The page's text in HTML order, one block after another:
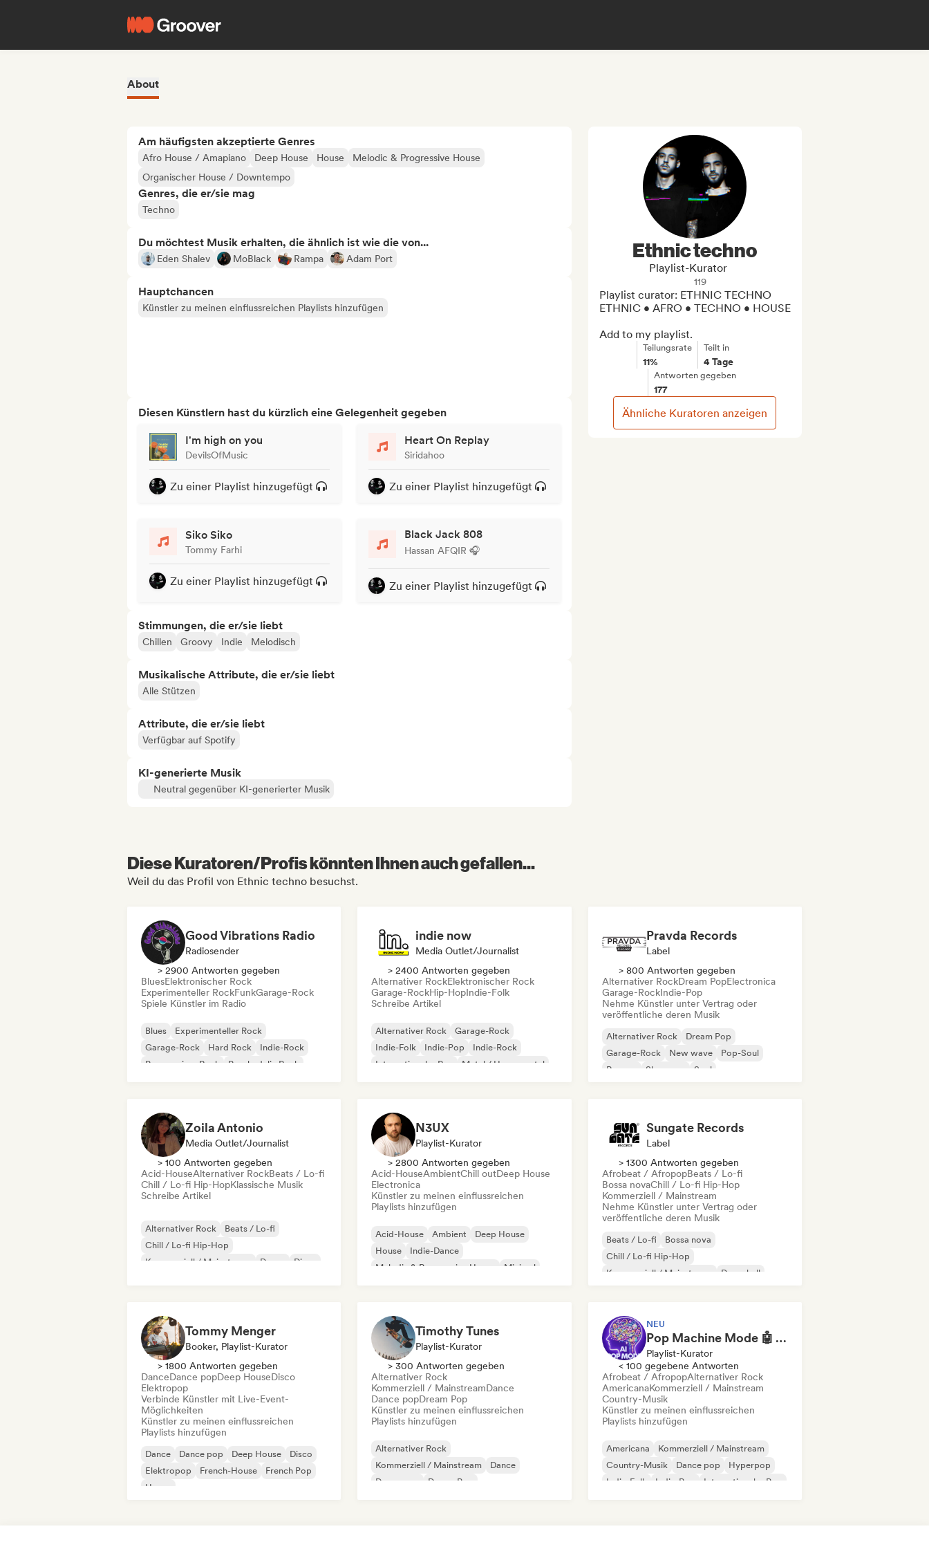
About
Am häufigsten akzeptierte Genres
Afro House / Amapiano Deep House House
Melodic & Progressive House
Organischer House / Downtempo
Genres, die er/sie mag
Techno
Du möchtest Musik erhalten, die ähnlich ist wie die von...
Eden Shalev MoBlack Rampa Adam Port
Hauptchancen
Künstler zu meinen einflussreichen Playlists hinzufügen
Diesen Künstlern hast du kürzlich eine Gelegenheit gegeben
I'm high on you
DevilsOfMusic
Zu einer Playlist hinzugefügt
Heart On Replay
Siridahoo
Zu einer Playlist hinzugefügt
Siko Siko
Tommy Farhi
Zu einer Playlist hinzugefügt
Black Jack 808
Hassan AFQIR 🎧
Zu einer Playlist hinzugefügt
Stimmungen, die er/sie liebt
Chillen Groovy Indie Melodisch
Musikalische Attribute, die er/sie liebt
Alle Stützen
Attribute, die er/sie liebt
Verfügbar auf Spotify
KI-generierte Musik
Neutral gegenüber KI-generierter Musik
Ethnic techno
Playlist-Kurator
119
Playlist curator: ETHNIC TECHNO
ETHNIC • AFRO • TECHNO • HOUSE
Add to my playlist.
Teilungsrate
11%
Teilt in
4 Tage
Antworten gegeben
177
Ähnliche Kuratoren anzeigen
Diese Kuratoren/Profis könnten Ihnen auch gefallen...
Weil du das Profil von Ethnic techno besuchst.
Good Vibrations Radio
Radiosender
> 2900 Antworten gegeben
BluesElektronischer Rock
Experimenteller RockFunkGarage-Rock
Spiele Künstler im Radio
Blues
Experimenteller Rock
Garage-Rock
Hard Rock
Indie-Rock
Progressiver Rock
Psychedelic Rock
indie now
Media Outlet/Journalist
> 2400 Antworten gegeben
Alternativer RockElektronischer Rock
Garage-RockHip-HopIndie-Folk
Schreibe Artikel
Alternativer Rock
Garage-Rock
Indie-Folk
Indie-Pop
Indie-Rock
Internationaler Rap
Metal / Heavy metal
Pravda Records
Label
> 800 Antworten gegeben
Alternativer RockDream PopElectronica
Garage-RockIndie-Pop
Nehme Künstler unter Vertrag oder
veröffentliche deren Musik
Alternativer Rock
Dream Pop
Garage-Rock
New wave
Pop-Soul
Reggae
Shoegaze Soul
Zoila Antonio
Media Outlet/Journalist
> 100 Antworten gegeben
Acid-HouseAlternativer RockBeats / Lo-fi
Chill / Lo-fi Hip-HopKlassische Musik
Schreibe Artikel
Alternativer Rock
Beats / Lo-fi
Chill / Lo-fi Hip-Hop
Kommerziell / Mainstream
Dance
Disco
N3UX
Playlist-Kurator
> 2800 Antworten gegeben
Acid-HouseAmbientChill outDeep House
Electronica
Künstler zu meinen einflussreichen
Playlists hinzufügen
Acid-House Ambient
Deep House
House
Indie-Dance
Melodic & Progressive House
Minimal
Sungate Records
Label
> 1300 Antworten gegeben
Afrobeat / AfropopBeats / Lo-fi
Bossa novaChill / Lo-fi Hip-Hop
Kommerziell / Mainstream
Nehme Künstler unter Vertrag oder
veröffentliche deren Musik
Beats / Lo-fi
Bossa nova
Chill / Lo-fi Hip-Hop
Kommerziell / Mainstream
Dancehall
Tommy Menger
Booker, Playlist-Kurator
> 1800 Antworten gegeben
DanceDance popDeep HouseDisco
Elektropop
Verbinde Künstler mit Live-Event-
Möglichkeiten
Künstler zu meinen einflussreichen
Playlists hinzufügen
Dance Dance pop Deep House
Disco
Elektropop
French-House
French Pop
House
Timothy Tunes
Playlist-Kurator
> 300 Antworten gegeben
Alternativer Rock
Kommerziell / MainstreamDance
Dance popDream Pop
Künstler zu meinen einflussreichen
Playlists hinzufügen
Alternativer Rock
Kommerziell / Mainstream
Dance
Dance pop
Dream Pop
NEU
Pop Machine Mode 🤖 AI Music, Indie Pop & Dream Pop
Playlist-Kurator
< 100 gegebene Antworten
Afrobeat / AfropopAlternativer Rock
AmericanaKommerziell / Mainstream
Country-Musik
Künstler zu meinen einflussreichen
Playlists hinzufügen
Americana
Kommerziell / Mainstream
Country-Musik
Dance pop
Hyperpop
Indie-Folk
Indie-Pop Internationaler Pop